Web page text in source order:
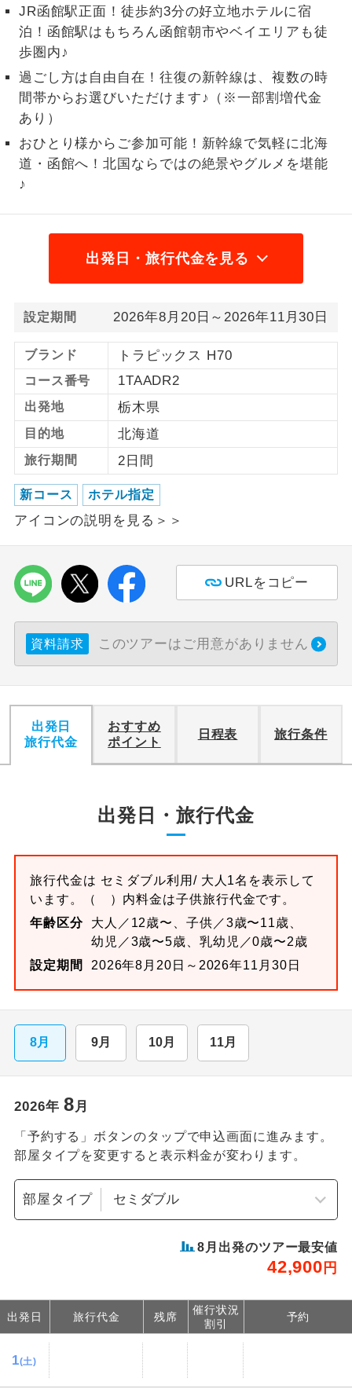
JR函館駅正面！徒歩約3分の好立地ホテルに宿
泊！函館駅はもちろん函館朝市やベイエリアも徒
歩圏内♪
過ごし方は自由自在！往復の新幹線は、複数の時
間帯からお選びいただけます♪（※一部割増代金
あり）
おひとり様からご参加可能！新幹線で気軽に北海
道・函館へ！北国ならではの絶景やグルメを堪能
♪
出発日・旅行代金を見る
設定期間 2026年8月20日～2026年11月30日
ブランド トラピックス H70
コース番号 1TAADR2
出発地 栃木県
目的地 北海道
旅行期間 2日間
新コース ホテル指定
アイコンの説明を見る＞＞
URLをコピー
資料請求 このツアーはご用意がありません
出発日
旅行代金
おすすめ
ポイント
日程表 旅行条件
出発日・旅行代金
旅行代金は セミダブル利用/ 大人1名を表示して
います。
（ ）内料金は子供旅行代金です。
年齢区分
大人／12歳〜、子供／3歳〜11歳、
幼児／3歳〜5歳、乳幼児／0歳〜2歳
設定期間
2026年8月20日～2026年11月30日
8月 9月 10月 11月
2026年 8月
「予約する」ボタンのタップで申込画面に進みます。
部屋タイプを変更すると表示料金が変わります。
部屋タイプ
8 月出発のツアー最安値
42,900 円
出発日 旅行代金 残席
催行状況
割引
予約
1(土)
1名様催行
1名様から出発可能な個人型プランで
す。
2名様催行
す。
おひとり様参
加限定
1名様1室同代
1名様1室利用でも追加料金がかからない
ご夫婦限定でご参加いただけるコースで
す。
女性限定でご参加いただけるコースで
す。
年齢制限あり
ご参加にあたり年齢に制限があるコース
航空会社指定
画にとても便利です。
ホテル指定
ご紹介するホテルを指定したコースで
す。
おひとり様バ
おひとり様でバス席を2席利⽤できま
す。